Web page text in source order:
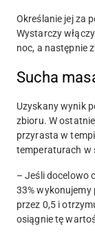
Określanie jej za
Wystarczy
noc, a następnie
Sucha
Uzyskany wynik
zbioru. W
przyrasta w
temperaturach w
– Jeśli docelowo
33% wykonujemy
przez 0,5 i
osiągnie tę